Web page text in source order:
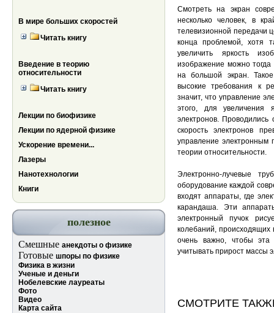
В мире больших скоростей
Читать книгу
Введение в теорию
относительности
Читать книгу
Лекции по биофизике
Лекции по ядерной физике
Ускорение времени...
Лазеры
Нанотехнологии
Книги
полезное
Смешные анекдоты о физике
Готовые шпоры по физике
Физика в жизни
Ученые и деньги
Нобелевские лауреаты
Фото
Видео
Карта сайта
Смотреть на экран
несколько человек, в
телевизионной передачи
конца проблемой, хотя
увеличить яркость
изображение можно тогда
на большой экран.
высокие требования к
значит, что управление
этого, для увеличения
электронов.
скорость электронов
управление электронным
теории относительности.
Электронно-лучевые
оборудование каждой
входят аппараты, где
карандаша. Эти
электронный пучок
колебаний, происходящих
очень важно, чтобы
учитывать прирост массы
СМОТРИТЕ